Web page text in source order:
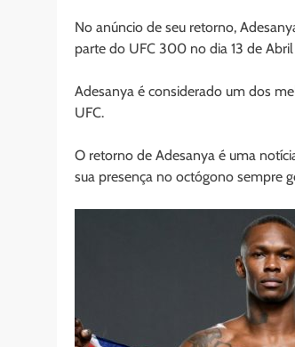
No anúncio de seu retorno,
parte do UFC 300 no dia 13 de Abril
Adesanya é considerado um dos
UFC.
O retorno de Adesanya é uma
sua presença no octógono sempre